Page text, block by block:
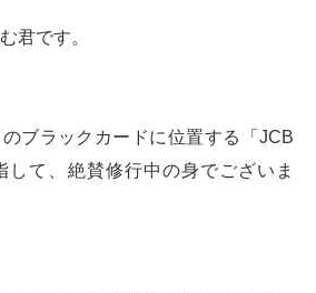
君です。
ブラックカードに位置する「JCB
して、絶賛修行中の身でございま